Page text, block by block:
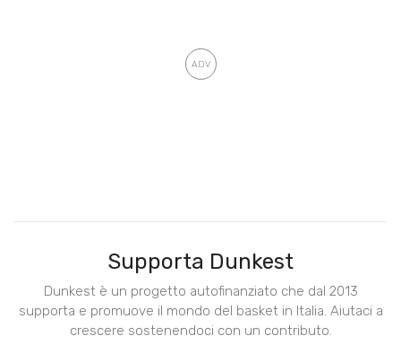
Supporta Dunkest
Dunkest è un progetto autofinanziato che dal 2013
supporta e promuove il mondo del basket in Italia. Aiutaci a
crescere sostenendoci con un contributo.